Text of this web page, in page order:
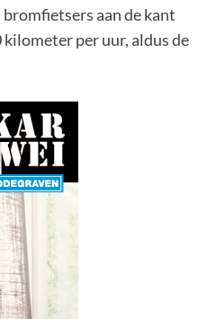
aan de kant
kilometer per uur, aldus de